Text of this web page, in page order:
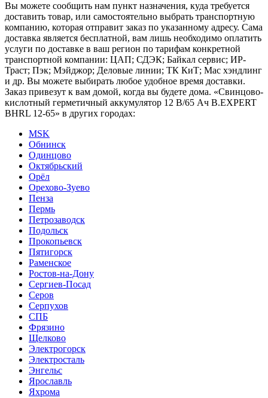
Вы можете сообщить нам пункт назначения, куда требуется
доставить товар, или самостоятельно выбрать транспортную
компанию, которая отправит заказ по указанному адресу. Сама
доставка является бесплатной, вам лишь необходимо оплатить
услуги по доставке в ваш регион по тарифам конкретной
транспортной компании: ЦАП; СДЭК; Байкал сервис; ИР-
Траст; Пэк; Мэйджор; Деловые линии; ТК КиТ; Мас хэндлинг
и др. Вы можете выбирать любое удобное время доставки.
Заказ привезут к вам домой, когда вы будете дома. «Свинцово-
кислотный герметичный аккумулятор 12 В/65 Ач B.EXPERT
BHRL 12-65» в других городах:
MSK
Обнинск
Одинцово
Октябрьский
Орёл
Орехово-Зуево
Пенза
Пермь
Петрозаводск
Подольск
Прокопьевск
Пятигорск
Раменское
Ростов-на-Дону
Сергиев-Посад
Серов
Серпухов
СПБ
Фрязино
Щелково
Электрогорск
Электросталь
Энгельс
Ярославль
Яхрома